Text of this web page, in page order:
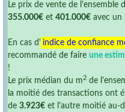
Le prix de vente de l'ensemble
355.000€ et 401.000€ avec un
En cas d' indice de confiance
recommandé de faire une
!
Le prix médian du m 2 de
la moitié des transactions ont
de 3.923€ et l'autre moitié au-